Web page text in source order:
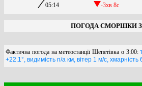
05:14
-3хв 8c
ПОГОДА СМОРШКИ
Фактична погода на метеостанції Шепетівка о 3:00:
+22.1°, видимість n/a км, вітер 1 м/с, хмарність